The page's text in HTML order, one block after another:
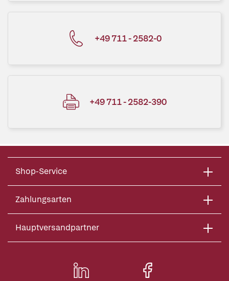
+49 711 - 2582-0
+49 711 - 2582-390
Shop-Service
Zahlungsarten
Hauptversandpartner